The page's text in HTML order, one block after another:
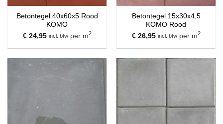
Betontegel 40x60x5 Rood
KOMO
€24,95 incl. btwper m2
Betontegel 15x30x4,5
KOMO Rood
€26,95 incl. btwper m2